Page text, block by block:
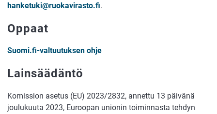
hanketuki@ruokavirasto.fi.
Oppaat
Suomi.fi-valtuutuksen ohje
Lainsäädäntö
Komission asetus (EU) 2023/2832, annettu 13 päivänä
joulukuuta 2023, Euroopan unionin toiminnasta tehdyn